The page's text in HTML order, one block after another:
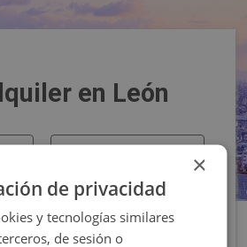
en León
×
de privacidad
y tecnologías similares
de sesión o